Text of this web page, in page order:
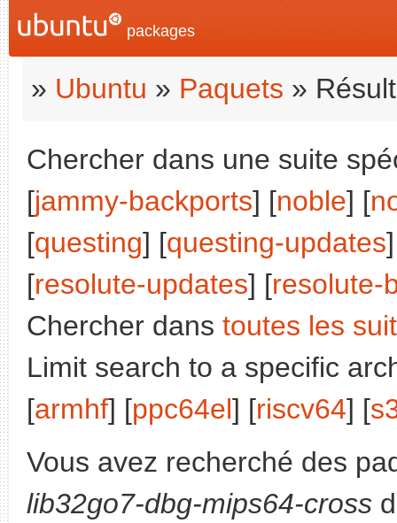
packages
» Ubuntu » Paquets »
Chercher dans une suite
[jammy-backports] [noble] [
[questing] [questing-updates
[resolute-updates] [resolute-
Chercher dans toutes les
Limit search to a specific
[armhf] [ppc64el] [riscv64] [
Vous avez recherché des
lib32go7-dbg-mips64-cross